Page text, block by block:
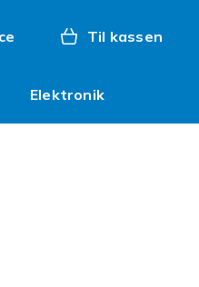
Til kassen
Elektronik